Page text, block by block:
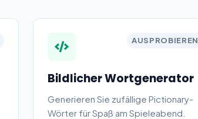
AUSPROBIEREN
Bildlicher Wortgenerator
Generieren Sie zufällige Pictionary-
Wörter für Spaß am Spieleabend.